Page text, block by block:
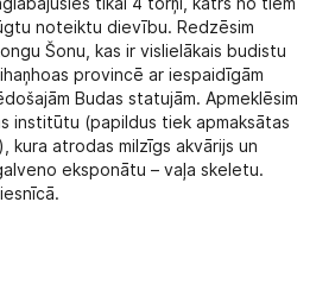
tikai 4 torņi, katrs no tiem
noteiktu dievību. Redzēsim
Šonu, kas ir vislielākais budistu
provincē ar iespaidīgām
Budas statujām. Apmeklēsim
institūtu (papildus tiek apmaksātas
kura atrodas milzīgs akvārijs un
eksponātu – vaļa skeletu.